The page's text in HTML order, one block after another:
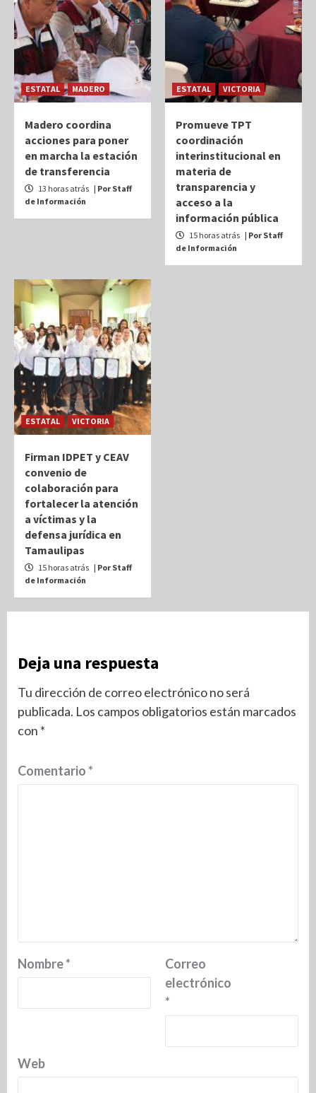
ESTATAL MADERO
Madero coordina
acciones para poner
en marcha la estación
de transferencia
13 horas atrás | Por Staff
de Información
ESTATAL VICTORIA
Promueve TPT
coordinación
interinstitucional en
materia de
transparencia y
acceso a la
información pública
15 horas atrás | Por Staff
de Información
ESTATAL VICTORIA
Firman IDPET y CEAV
convenio de
colaboración para
fortalecer la atención
a víctimas y la
defensa jurídica en
Tamaulipas
15 horas atrás | Por Staff
de Información
Deja una respuesta
Tu dirección de correo electrónico no será
publicada. Los campos obligatorios están marcados
con *
Comentario*
Nombre*
Correo
electrónico
*
Web